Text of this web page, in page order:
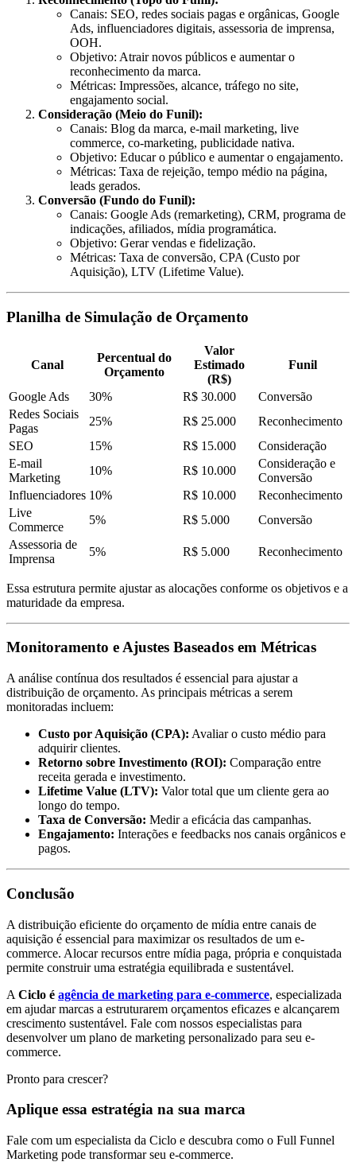
Canais: SEO, redes sociais pagas e orgânicas, Google
Ads, influenciadores digitais, assessoria de imprensa,
OOH.
Objetivo: Atrair novos públicos e aumentar o
reconhecimento da marca.
Métricas: Impressões, alcance, tráfego no site,
engajamento social.
Consideração (Meio do Funil):
Canais: Blog da marca, e-mail marketing, live
commerce, co-marketing, publicidade nativa.
Objetivo: Educar o público e aumentar o engajamento.
Métricas: Taxa de rejeição, tempo médio na página,
leads gerados.
Conversão (Fundo do Funil):
Canais: Google Ads (remarketing), CRM, programa de
indicações, afiliados, mídia programática.
Objetivo: Gerar vendas e fidelização.
Métricas: Taxa de conversão, CPA (Custo por
Aquisição), LTV (Lifetime Value).
Planilha de Simulação de Orçamento
Canal
Percentual do
Orçamento
Valor
Estimado
(R$)
Funil
Google Ads 30% R$ 30.000
Conversão
Redes Sociais
Pagas
25% R$ 25.000
Reconhecimento
SEO
15% R$ 15.000
Consideração
E-mail
Marketing
10% R$ 10.000
Consideração e
Conversão
Influenciadores 10% R$ 10.000
Reconhecimento
Live
Commerce
5% R$ 5.000
Conversão
Assessoria de
Imprensa
5% R$ 5.000 Reconhecimento
Essa estrutura permite ajustar as alocações conforme os objetivos e a
maturidade da empresa.
Monitoramento e Ajustes Baseados em Métricas
A análise contínua dos resultados é essencial para ajustar a
distribuição de orçamento. As principais métricas a serem
monitoradas incluem:
Custo por Aquisição (CPA): Avaliar o custo médio para
adquirir clientes.
Retorno sobre Investimento (ROI): Comparação entre
receita gerada e investimento.
Lifetime Value (LTV): Valor total que um cliente gera ao
longo do tempo.
Taxa de Conversão: Medir a eficácia das campanhas.
Engajamento: Interações e feedbacks nos canais orgânicos e
pagos.
Conclusão
A distribuição eficiente do orçamento de mídia entre canais de
aquisição é essencial para maximizar os resultados de um e-
commerce. Alocar recursos entre mídia paga, própria e conquistada
permite construir uma estratégia equilibrada e sustentável.
A Ciclo é agência de marketing para e-commerce, especializada
em ajudar marcas a estruturarem orçamentos eficazes e alcançarem
crescimento sustentável. Fale com nossos especialistas para
desenvolver um plano de marketing personalizado para seu e-
commerce.
Pronto para crescer?
Aplique essa estratégia na sua marca
Fale com um especialista da Ciclo e descubra como o Full Funnel
Marketing pode transformar seu e-commerce.